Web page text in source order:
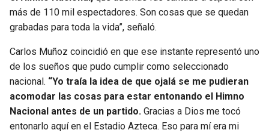
más de 110 mil espectadores. Son cosas que se quedan
grabadas para toda la vida”, señaló.
Carlos Muñoz coincidió en que ese instante representó uno
de los sueños que pudo cumplir como seleccionado
nacional. “Yo traía la idea de que ojalá se me pudieran
acomodar las cosas para estar entonando el Himno
Nacional antes de un partido. Gracias a Dios me tocó
entonarlo aquí en el Estadio Azteca. Eso para mí era mi